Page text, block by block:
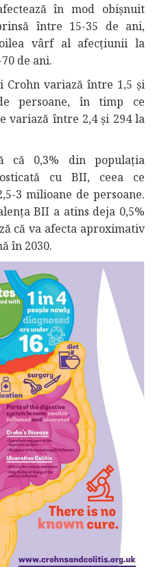
în mod obișnuit
între 15-35 de ani,
vârf al afecțiunii la
de ani.
Crohn variază între 1,5 și
persoane, în timp ce
variază între 2,4 și 294 la
că 0,3% din populația
cu BII, ceea ce
3 milioane de persoane.
BII a atins deja 0,5%
că va afecta aproximativ
în 2030.